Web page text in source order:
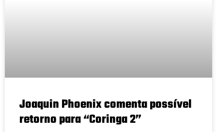
Joaquin Phoenix comenta possível
retorno para “Coringa 2”